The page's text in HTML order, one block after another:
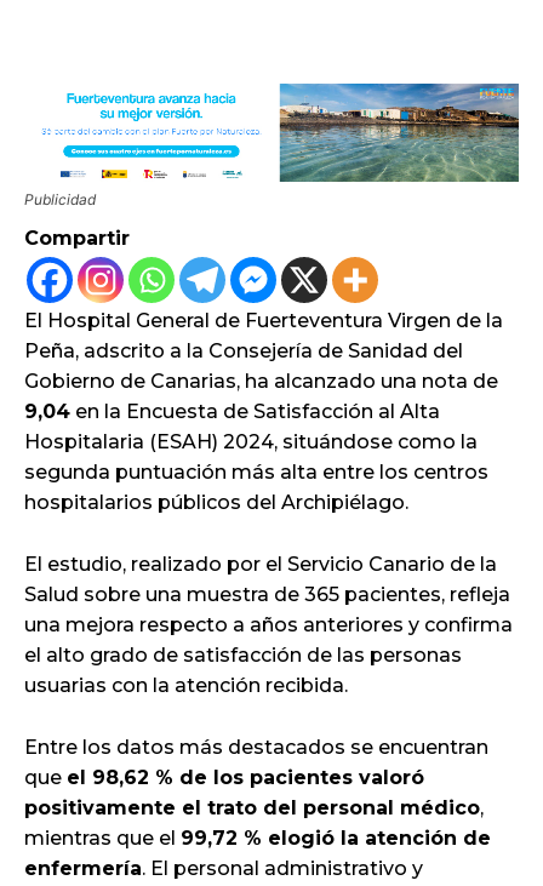
Publicidad
Compartir
El Hospital General de Fuerteventura Virgen de la
Peña, adscrito a la Consejería de Sanidad del
Gobierno de Canarias, ha alcanzado una nota de
9,04 en la Encuesta de Satisfacción al Alta
Hospitalaria (ESAH) 2024, situándose como la
segunda puntuación más alta entre los centros
hospitalarios públicos del Archipiélago.
El estudio, realizado por el Servicio Canario de la
Salud sobre una muestra de 365 pacientes, refleja
una mejora respecto a años anteriores y confirma
el alto grado de satisfacción de las personas
usuarias con la atención recibida.
Entre los datos más destacados se encuentran
que el 98,62 % de los pacientes valoró
positivamente el trato del personal médico,
mientras que el 99,72 % elogió la atención de
enfermería. El personal administrativo y